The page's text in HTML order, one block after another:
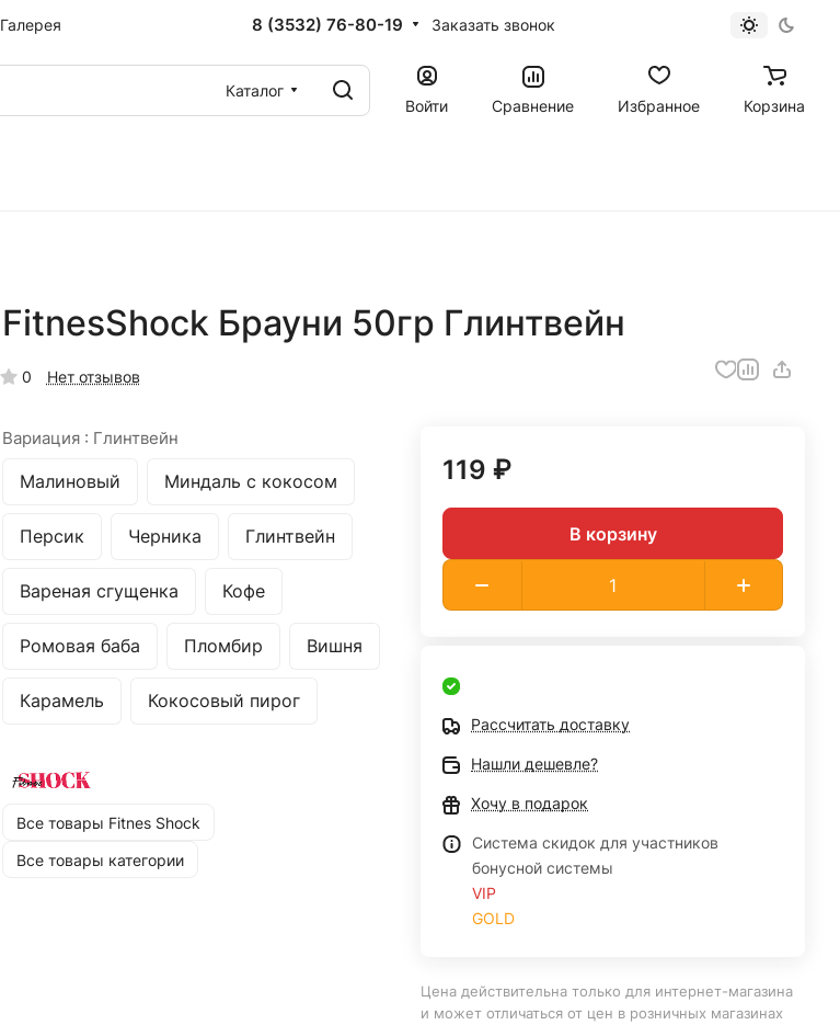
Галерея 8 (3532) 76-80-19 Заказать звонок
Каталог
Войти
Сравнение Избранное Корзина
FitnesShock Брауни 50гр Глинтвейн
0 Нет отзывов
Вариация : Глинтвейн
Малиновый Миндаль с кокосом
Персик Черника Глинтвейн
Вареная сгущенка Кофе
Ромовая баба Пломбир Вишня
Карамель Кокосовый пирог
Все товары Fitnes Shock
Все товары категории
119 ₽
В корзину
Рассчитать доставку
Нашли дешевле?
Хочу в подарок
Система скидок для участников
бонусной системы
VIP
GOLD
Цена действительна только для интернет-магазина
и может отличаться от цен в розничных магазинах